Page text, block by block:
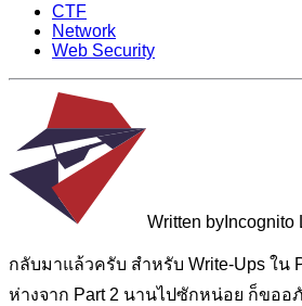
CTF
Network
Web Security
Written by Incognito
กลับมาแล้วครับ สำหรับ Write-Ups ใน
ห่างจาก Part 2 นานไปซักหน่อย ก็ขอ